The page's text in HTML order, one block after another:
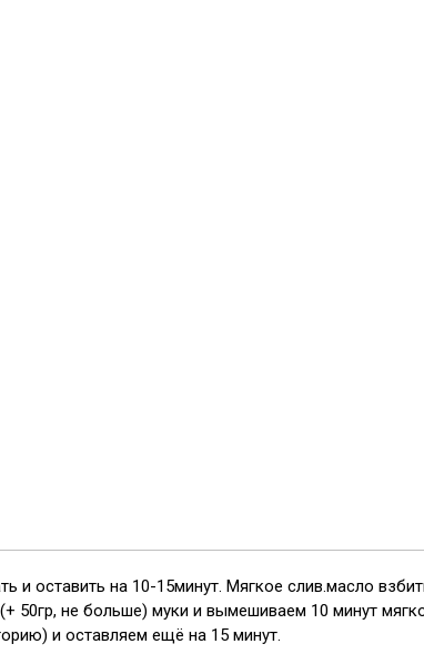
оставить на 10-15минут. Мягкое слив.масло
не больше) муки и вымешиваем 10 минут
и оставляем ещё на 15 минут.